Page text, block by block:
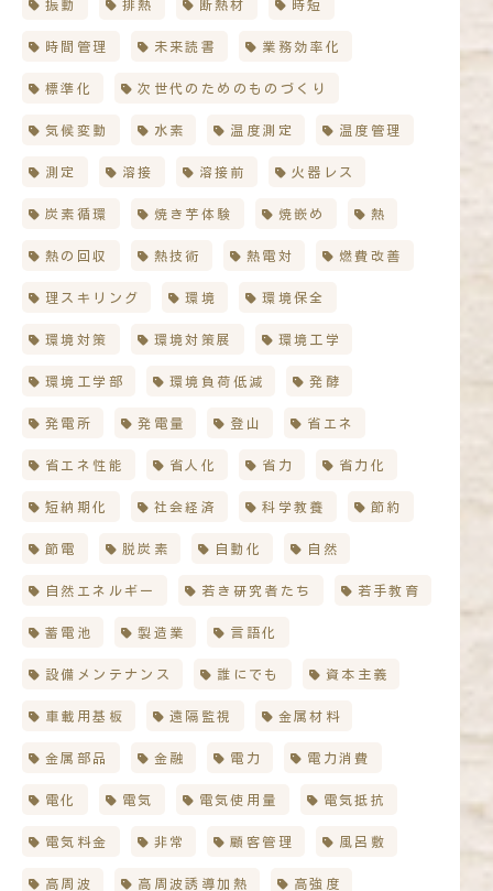
振動 排熱 断熱材 時短
時間管理 未来読書 業務効率化
標準化 次世代のためのものづくり
気候変動 水素 温度測定 温度管理
測定 溶接 溶接前 火器レス
炭素循環 焼き芋体験 焼嵌め 熱
熱の回収 熱技術 熱電対 燃費改善
理スキリング 環境 環境保全
環境対策 環境対策展 環境工学
環境工学部 環境負荷低減 発酵
発電所 発電量 登山 省エネ
省エネ性能 省人化 省力 省力化
短納期化 社会経済 科学教養 節約
節電 脱炭素 自動化 自然
自然エネルギー 若き研究者たち 若手教育
蓄電池 製造業 言語化
設備メンテナンス 誰にでも 資本主義
車載用基板 遠隔監視 金属材料
金属部品 金融 電力 電力消費
電化 電気 電気使用量 電気抵抗
電気料金 非常 顧客管理 風呂敷
高周波 高周波誘導加熱 高強度